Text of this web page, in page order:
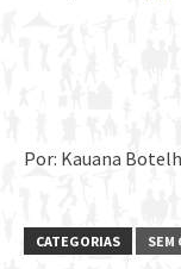
Por: Kauana
CATEGORIAS SEM